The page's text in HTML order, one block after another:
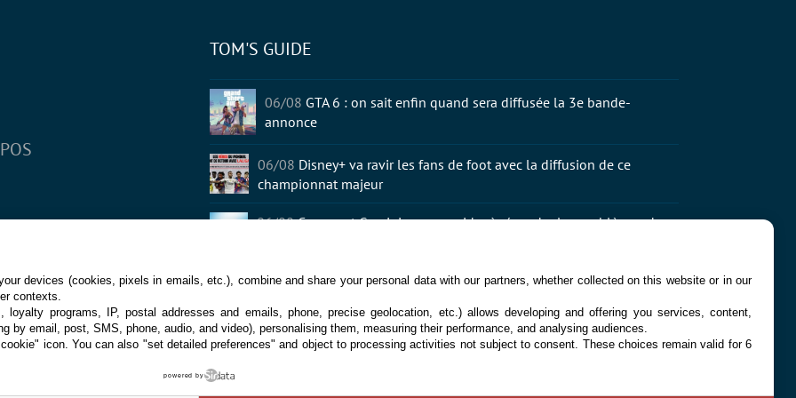
TOM'S GUIDE
06/08 GTA 6 : on sait enfin quand sera diffusée la 3e bande-
annonce
06/08 Disney+ va ravir les fans de foot avec la diffusion de ce
championnat majeur
06/08 Comment Gemini va vous aider à résoudre les problèmes de
06/08 Steam : cet action-RPG culte à 20 € vient de passer à 0 €, mais
devices (cookies, pixels in emails, etc.), combine and share your personal data with our partners, whether collected on this website or in our
contexts.
loyalty programs, IP, postal addresses and emails, phone, precise geolocation, etc.) allows developing and offering you services, content,
by email, post, SMS, phone, audio, and video), personalising them, measuring their performance, and analysing audiences.
icon. You can also "set detailed preferences" and object to processing activities not subject to consent. These choices remain valid for 6
powered by